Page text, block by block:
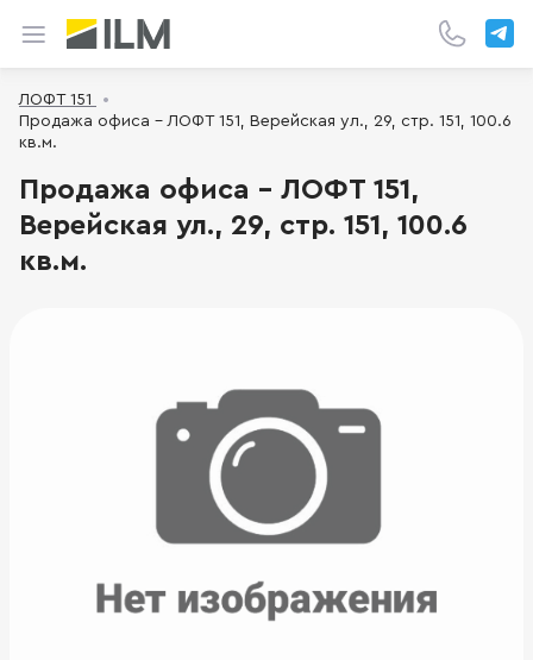
ЛОФТ 151
Продажа офиса - ЛОФТ 151, Верейская ул., 29, стр. 151, 100.6
кв.м.
Продажа офиса - ЛОФТ 151,
Верейская ул., 29, стр. 151, 100.6
кв.м.